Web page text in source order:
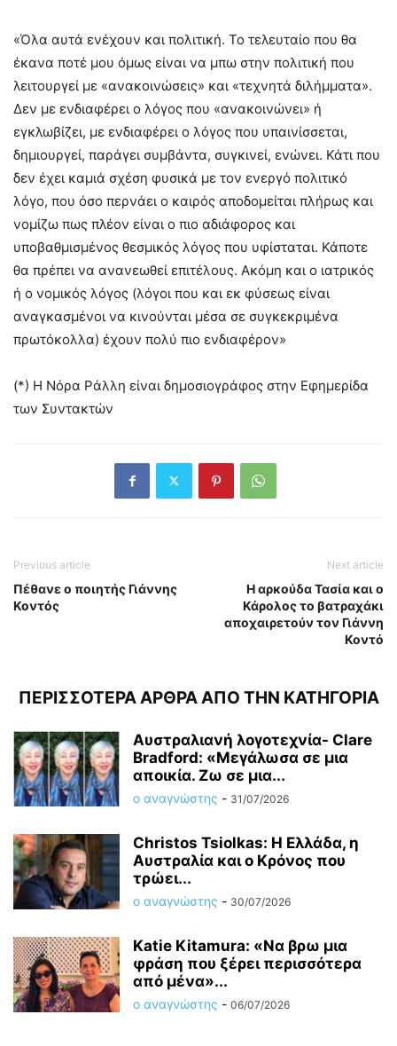
«Όλα αυτά ενέχουν και πολιτική. Το τελευταίο που θα
έκανα ποτέ μου όμως είναι να μπω στην πολιτική που
λειτουργεί με «ανακοινώσεις» και «τεχνητά διλήμματα».
Δεν με ενδιαφέρει ο λόγος που «ανακοινώνει» ή
εγκλωβίζει, με ενδιαφέρει ο λόγος που υπαινίσσεται,
δημιουργεί, παράγει συμβάντα, συγκινεί, ενώνει. Κάτι που
δεν έχει καμιά σχέση φυσικά με τον ενεργό πολιτικό
λόγο, που όσο περνάει ο καιρός αποδομείται πλήρως και
νομίζω πως πλέον είναι ο πιο αδιάφορος και
υποβαθμισμένος θεσμικός λόγος που υφίσταται. Κάποτε
θα πρέπει να ανανεωθεί επιτέλους. Ακόμη και ο ιατρικός
ή ο νομικός λόγος (λόγοι που και εκ φύσεως είναι
αναγκασμένοι να κινούνται μέσα σε συγκεκριμένα
πρωτόκολλα) έχουν πολύ πιο ενδιαφέρον»
(*) Η Νόρα Ράλλη είναι δημοσιογράφος στην Εφημερίδα
των Συντακτών
Previous article
Πέθανε ο ποιητής Γιάννης
Κοντός
Next article
Η αρκούδα Τασία και ο
Κάρολος το βατραχάκι
αποχαιρετούν τον Γιάννη
Κοντό
ΠΕΡΙΣΣΟΤΕΡΑ ΑΡΘΡΑ ΑΠΟ ΤΗΝ ΚΑΤΗΓΟΡΙΑ
Αυστραλιανή λογοτεχνία- Clare
Bradford: «Μεγάλωσα σε μια
αποικία. Ζω σε μια...
ο αναγνώστης - 31/07/2026
Christos Tsiolkas: Η Ελλάδα, η
Αυστραλία και ο Κρόνος που
τρώει...
ο αναγνώστης - 30/07/2026
Katie Kitamura: «Να βρω μια
φράση που ξέρει περισσότερα
από μένα»...
ο αναγνώστης - 06/07/2026